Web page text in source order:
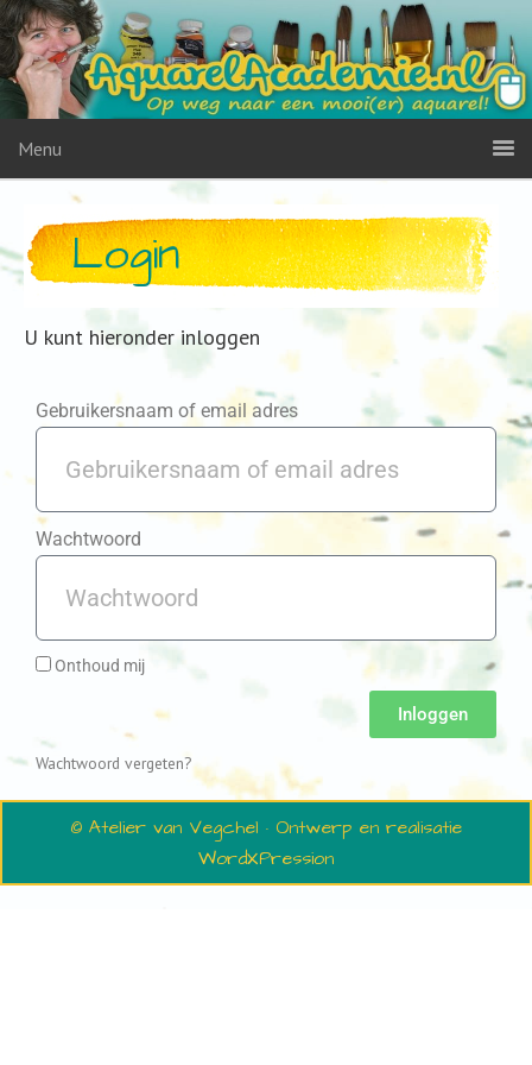
Menu
Login
U kunt hieronder inloggen
Gebruikersnaam of email adres
Wachtwoord
Onthoud mij
Inloggen
Wachtwoord vergeten?
© Atelier van Vegchel · Ontwerp en realisatie
WordXPression